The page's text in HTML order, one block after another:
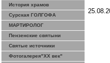
История храмов
Сурская ГОЛГОФА
МАРТИРОЛОГ
Пензенские святыни
Святые источники
Фотогалерея"ХХ век"